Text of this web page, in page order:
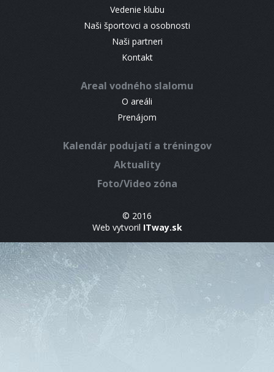
Vedenie klubu
Naši športovci a osobnosti
Naši partneri
Kontakt
Areal vodného slalomu
O areáli
Prenájom
Kalendár podujatí a tréningov
Aktuality
Foto/Video zóna
© 2016
Web vytvoril ITway.sk